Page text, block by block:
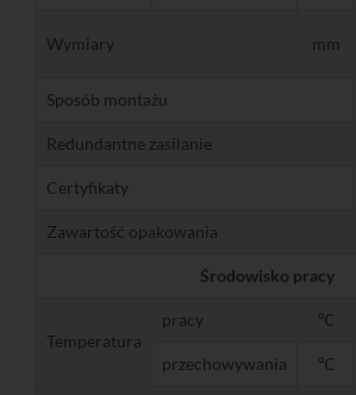
Wymiary mm
Sposób montażu
Redundantne zasilanie
Certyfikaty
Zawartość opakowania
Środowisko pracy
Temperatura
pracy ℃
przechowywania ℃